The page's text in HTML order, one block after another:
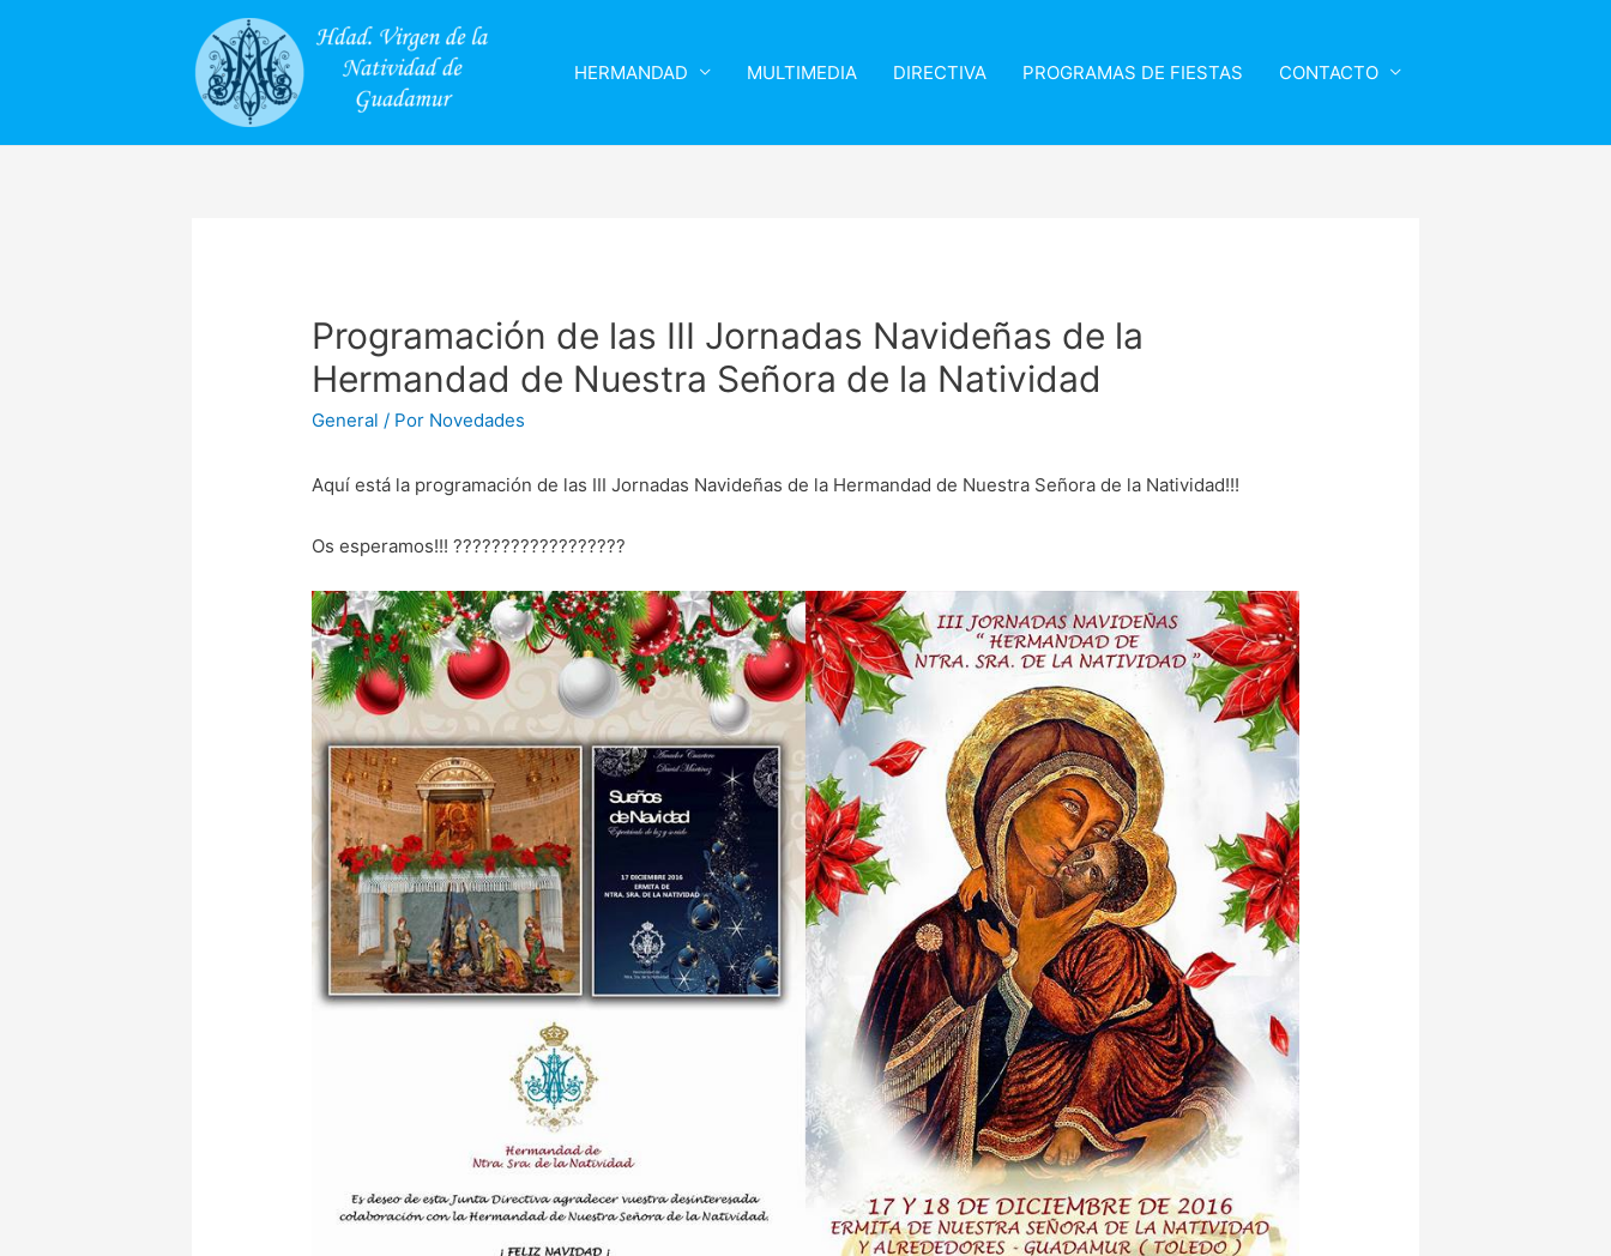
HERMANDAD MULTIMEDIA DIRECTIVA PROGRAMAS DE FIESTAS CONTACTO
Programación de las III Jornadas Navideñas de la
Hermandad de Nuestra Señora de la Natividad
General / Por Novedades
Aquí está la programación de las III Jornadas Navideñas de la Hermandad de Nuestra Señora de la Natividad!!!
Os esperamos!!! ??????????????????